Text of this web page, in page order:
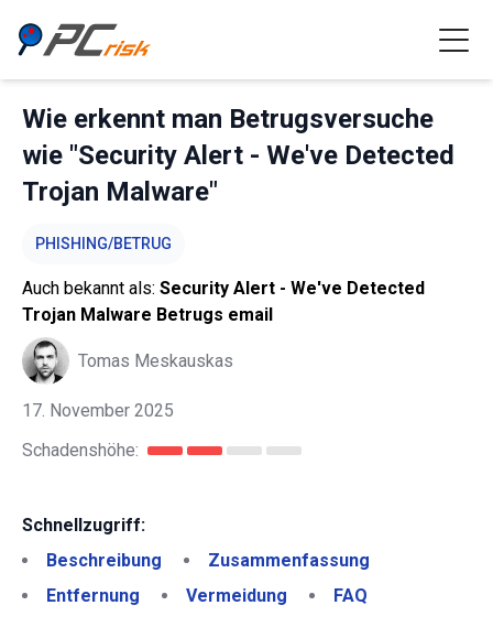
Wie erkennt man Betrugsversuche
wie "Security Alert - We've Detected
Trojan Malware"
PHISHING/BETRUG
Auch bekannt als: Security Alert - We've Detected
Trojan Malware Betrugs email
Tomas Meskauskas
17. November 2025
Schadenshöhe:
Schnellzugriff:
Beschreibung
Zusammenfassung
Entfernung
Vermeidung FAQ